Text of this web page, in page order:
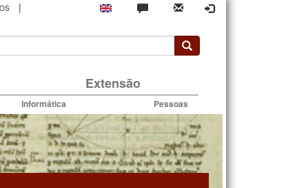
|
Extensão
Informática Pessoas